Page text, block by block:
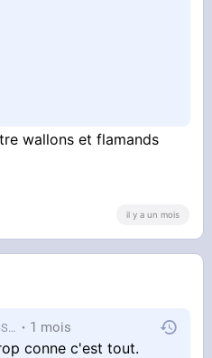
wallons et flamands
il y a un mois
Soleil-Salee 1 mois
conne c'est tout.